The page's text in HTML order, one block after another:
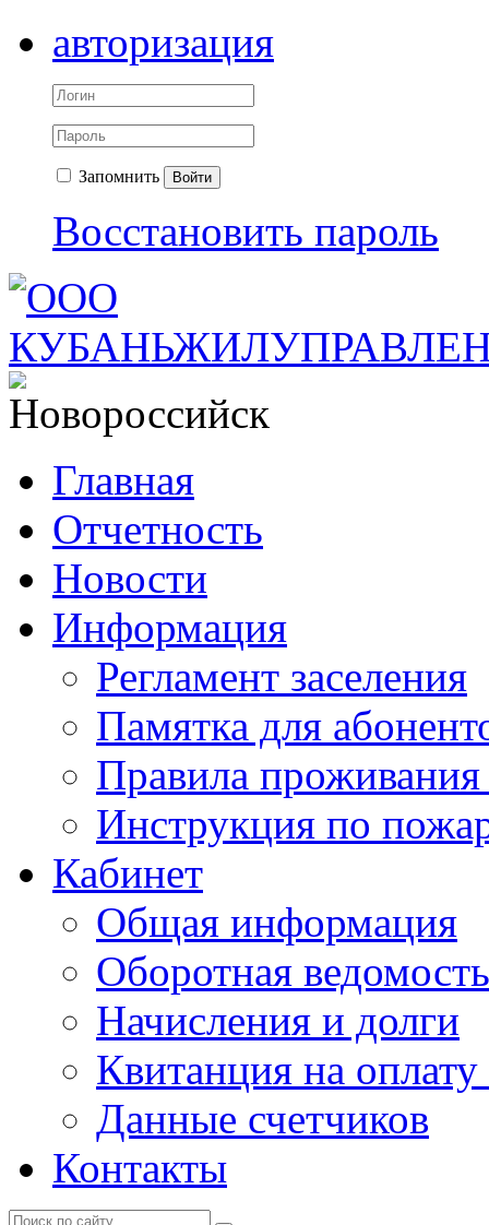
авторизация
Запомнить Войти
Восстановить пароль
Главная
Отчетность
Новости
Информация
Регламент заселения
Памятка для
Правила
Инструкция по
Кабинет
Общая информация
Оборотная ведомость
Начисления и долги
Квитанция на
Данные счетчиков
Контакты